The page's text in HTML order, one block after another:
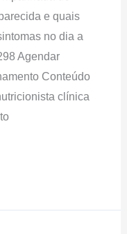
e quais
no dia a
Agendar
Conteúdo
clínica